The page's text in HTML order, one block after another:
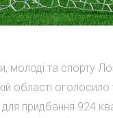
молоді та спорту
області
придбання 924